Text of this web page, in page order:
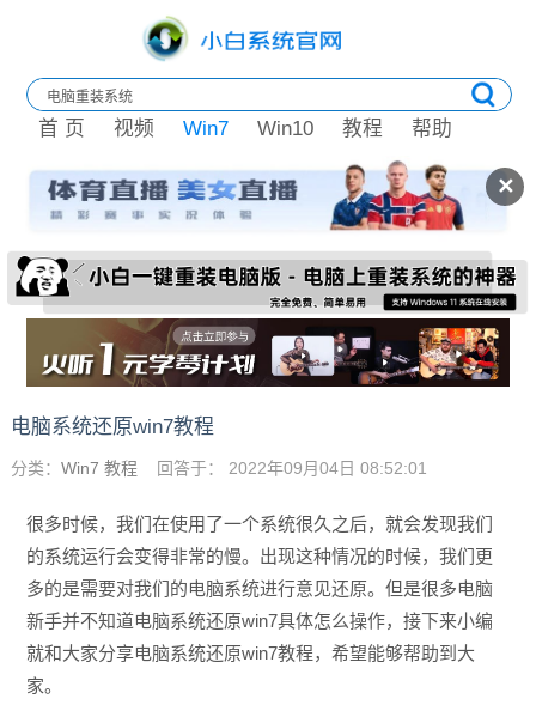
✕
首 页 视频 Win7 Win10 教程 帮助
电脑系统还原win7教程
分类： Win7 教程 回答于： 2022年09月04日 08:52:01
很多时候，我们在使用了一个系统很久之后，就会发现我们
的系统运行会变得非常的慢。出现这种情况的时候，我们更
多的是需要对我们的电脑系统进行意见还原。但是很多电脑
新手并不知道电脑系统还原win7具体怎么操作，接下来小编
就和大家分享电脑系统还原win7教程，希望能够帮助到大
家。